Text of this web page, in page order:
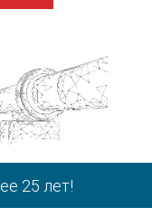
25 лет!